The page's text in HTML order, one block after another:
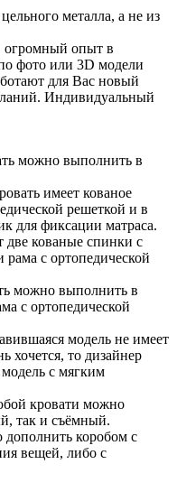
металла, а не из
опыт в
фото или 3D модели
для Вас новый
Индивидуальный
можно выполнить в
имеет кованое
решеткой и в
для фиксации матраса.
две кованые спинки с
с ортопедической
можно выполнить в
с ортопедической
модель не имеет
хочется, то дизайнер
модель с мягким
кровати можно
так и съёмный.
коробом с
вещей, либо с